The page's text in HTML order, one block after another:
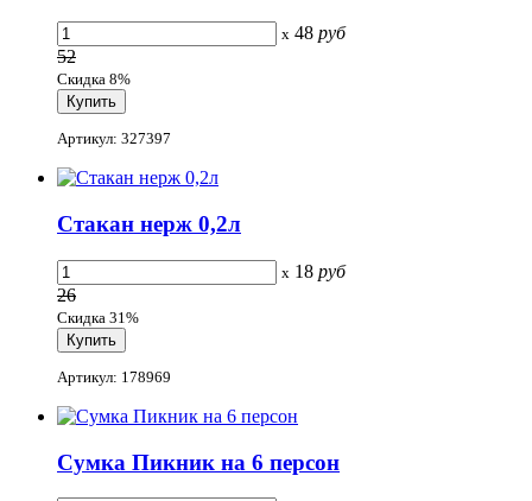
x 48 руб
52
Скидка 8%
Артикул: 327397
Стакан нерж 0,2л
x 18 руб
26
Скидка 31%
Артикул: 178969
Сумка Пикник на 6 персон